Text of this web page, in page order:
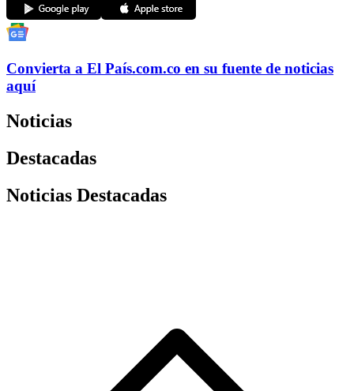
Convierta a El País.com.co en su fuente de noticias
aquí
Noticias
Destacadas
Noticias Destacadas